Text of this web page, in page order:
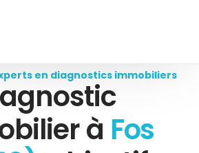
en diagnostics immobiliers
à Fos